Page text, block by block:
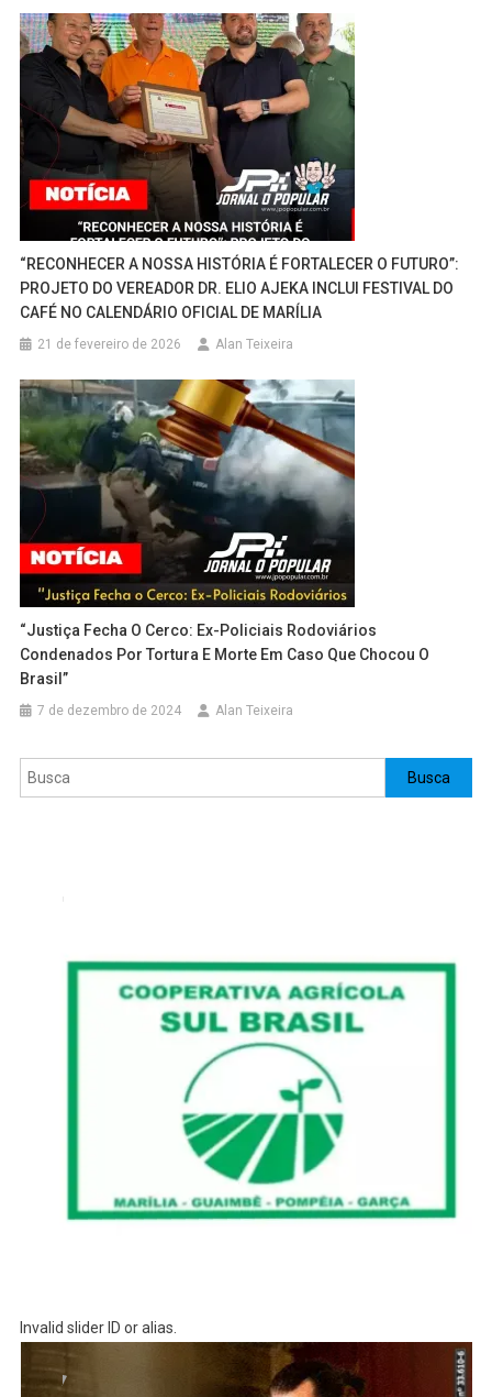
“RECONHECER A NOSSA HISTÓRIA É FORTALECER O FUTURO”:
PROJETO DO VEREADOR DR. ELIO AJEKA INCLUI FESTIVAL DO
CAFÉ NO CALENDÁRIO OFICIAL DE MARÍLIA
21 de fevereiro de 2026 Alan Teixeira
“Justiça Fecha O Cerco: Ex-Policiais Rodoviários
Condenados Por Tortura E Morte Em Caso Que Chocou O
Brasil”
7 de dezembro de 2024 Alan Teixeira
Pesquisar Busca
Invalid slider ID or alias.